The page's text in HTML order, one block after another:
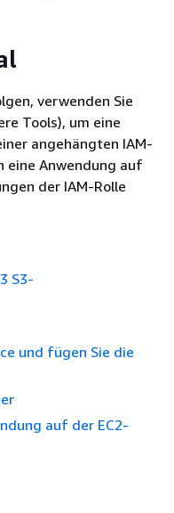
verwenden Sie
Tools), um eine
angehängten IAM-
eine Anwendung auf
der IAM-Rolle
S3-
und fügen Sie die
auf der EC2-